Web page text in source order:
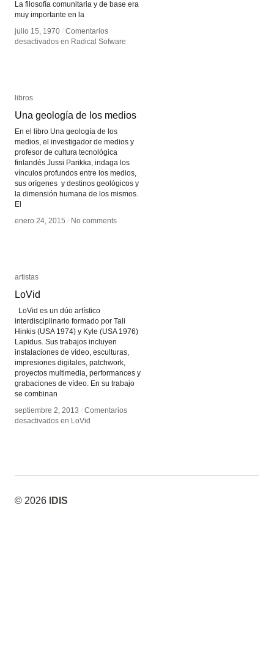
La filosofía comunitaria y de base era
muy importante en la
julio 15, 1970 / Comentarios
desactivados en Radical Sofware
julio 15, 1970 / Comentarios
desactivados en Radical Sofware
libros
Una geología de los medios
En el libro Una geología de los
medios, el investigador de medios y
profesor de cultura tecnológica
finlandés Jussi Parikka, indaga los
vínculos profundos entre los medios,
sus orígenes y destinos geológicos y
la dimensión humana de los mismos.
El
enero 24, 2015 / No comments
libros
Una geología de los medios
enero 24, 2015 / No comments
artistas
LoVid
LoVid es un dúo artístico
interdisciplinario formado por Tali
Hinkis (USA 1974) y Kyle (USA 1976)
Lapidus. Sus trabajos incluyen
instalaciones de vídeo, esculturas,
impresiones digitales, patchwork,
proyectos multimedia, performances y
grabaciones de vídeo. En su trabajo
se combinan
septiembre 2, 2013 / Comentarios
desactivados en LoVid
artistas
LoVid
septiembre 2, 2013 / Comentarios
desactivados en LoVid
© 2026 IDIS